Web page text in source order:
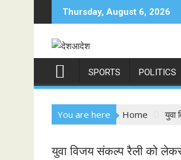
to
Thursday, August 6, 2026
SPORTS POLITICS
You are here Home युवा
युवा विजय संकल्प रैली को